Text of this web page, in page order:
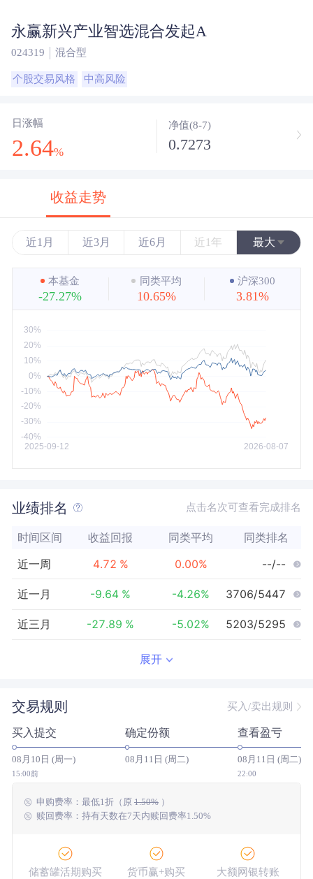
永赢新兴产业智选混合发起A
024319 混合型
个股交易风格 中高风险
日涨幅
2.64%
净值(8-7)
0.7273
收益走势
近1月 近3月 近6月 近1年 最大
近3年
近5年
最大
本基金
-27.27%
同类平均
10.65%
沪深300
3.81%
业绩排名 点击名次可查看完成排名
时间区间 收益回报 同类平均 同类排名
近一周 4.72 % 0.00% --/--
近一月 -9.64 % -4.26% 3706/5447
近三月 -27.89 % -5.02% 5203/5295
近三年 --/--
近五年 -- 0.00% --/--
今年以来 4706/5020
成立以来 -27.27%
展开
交易规则 买入/卖出规则
买入提交
08月10日 (周一)
15:00前
确定份额
08月11日 (周二)
查看盈亏
08月11日 (周二)
22:00
申购费率： 最低1折（原 1.50%）
赎回费率：持有天数在7天内赎回费率1.50%
储蓄罐活期购买 货币赢+购买 大额网银转账